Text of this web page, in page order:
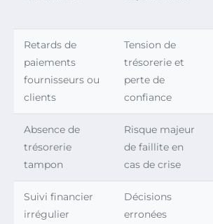
Retards de
paiements
fournisseurs ou
clients
Tension de
trésorerie et
perte de
confiance
Absence de
trésorerie
tampon
Risque majeur
de faillite en
cas de crise
Suivi financier
irrégulier
Décisions
erronées